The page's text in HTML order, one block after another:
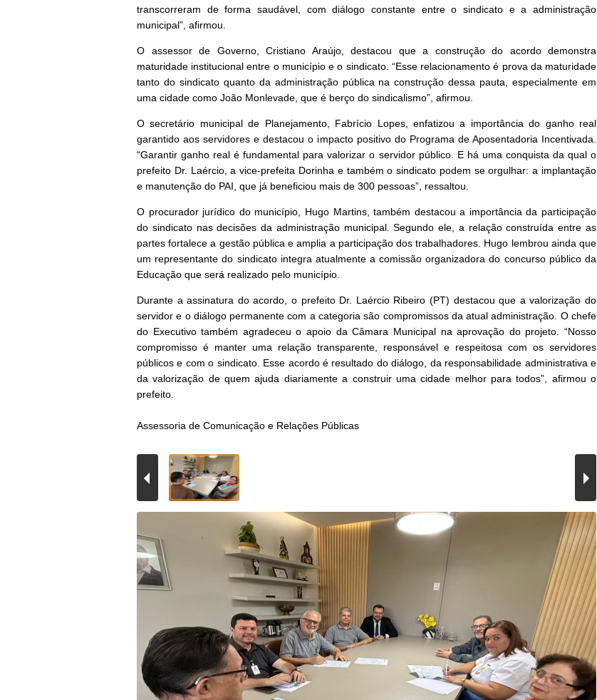
transcorreram de forma saudável, com diálogo constante entre o sindicato e a administração
municipal”, afirmou.
O assessor de Governo, Cristiano Araújo, destacou que a construção do acordo demonstra
maturidade institucional entre o município e o sindicato. “Esse relacionamento é prova da maturidade
tanto do sindicato quanto da administração pública na construção dessa pauta, especialmente em
uma cidade como João Monlevade, que é berço do sindicalismo”, afirmou.
O secretário municipal de Planejamento, Fabrício Lopes, enfatizou a importância do ganho real
garantido aos servidores e destacou o impacto positivo do Programa de Aposentadoria Incentivada.
“Garantir ganho real é fundamental para valorizar o servidor público. E há uma conquista da qual o
prefeito Dr. Laércio, a vice-prefeita Dorinha e também o sindicato podem se orgulhar: a implantação
e manutenção do PAI, que já beneficiou mais de 300 pessoas”, ressaltou.
O procurador jurídico do município, Hugo Martins, também destacou a importância da participação
do sindicato nas decisões da administração municipal. Segundo ele, a relação construída entre as
partes fortalece a gestão pública e amplia a participação dos trabalhadores. Hugo lembrou ainda que
um representante do sindicato integra atualmente a comissão organizadora do concurso público da
Educação que será realizado pelo município.
Durante a assinatura do acordo, o prefeito Dr. Laércio Ribeiro (PT) destacou que a valorização do
servidor e o diálogo permanente com a categoria são compromissos da atual administração. O chefe
do Executivo também agradeceu o apoio da Câmara Municipal na aprovação do projeto. “Nosso
compromisso é manter uma relação transparente, responsável e respeitosa com os servidores
públicos e com o sindicato. Esse acordo é resultado do diálogo, da responsabilidade administrativa e
da valorização de quem ajuda diariamente a construir uma cidade melhor para todos”, afirmou o
prefeito.
Assessoria de Comunicação e Relações Públicas